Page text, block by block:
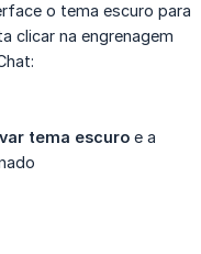
o tema escuro para
clicar na engrenagem
tema escuro e a